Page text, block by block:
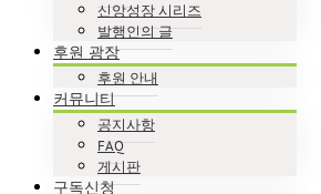
신앙성장 시리즈
발행인의 글
후원 광장
후원 안내
커뮤니티
공지사항
FAQ
게시판
구독신청